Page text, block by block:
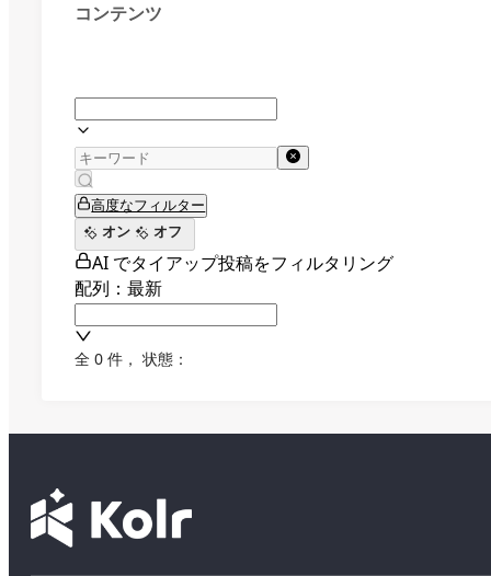
コンテンツ
高度なフィルター
オン
オフ
AI でタイアップ投稿をフィルタリング
配列：最新
全 0 件 ， 状態：